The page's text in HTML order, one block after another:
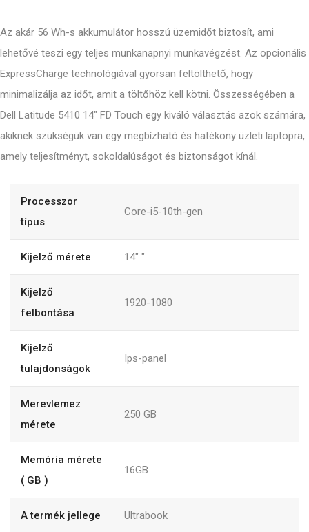
Az akár 56 Wh-s akkumulátor hosszú üzemidőt biztosít, ami
lehetővé teszi egy teljes munkanapnyi munkavégzést. Az opcionális
ExpressCharge technológiával gyorsan feltölthető, hogy
minimalizálja az időt, amit a töltőhöz kell kötni. Összességében a
Dell Latitude 5410 14" FD Touch egy kiváló választás azok számára,
akiknek szükségük van egy megbízható és hatékony üzleti laptopra,
amely teljesítményt, sokoldalúságot és biztonságot kínál.
Processzor
típus
Core-i5-10th-gen
Kijelző mérete 14" "
Kijelző
felbontása
1920-1080
Kijelző
tulajdonságok
Ips-panel
Merevlemez
mérete
250 GB
Memória mérete
( GB )
16GB
A termék jellege Ultrabook